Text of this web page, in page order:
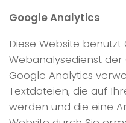
Google Analytics
Diese Website benutzt
Webanalysedienst der
Google Analytics
Textdateien, die auf
werden und die eine